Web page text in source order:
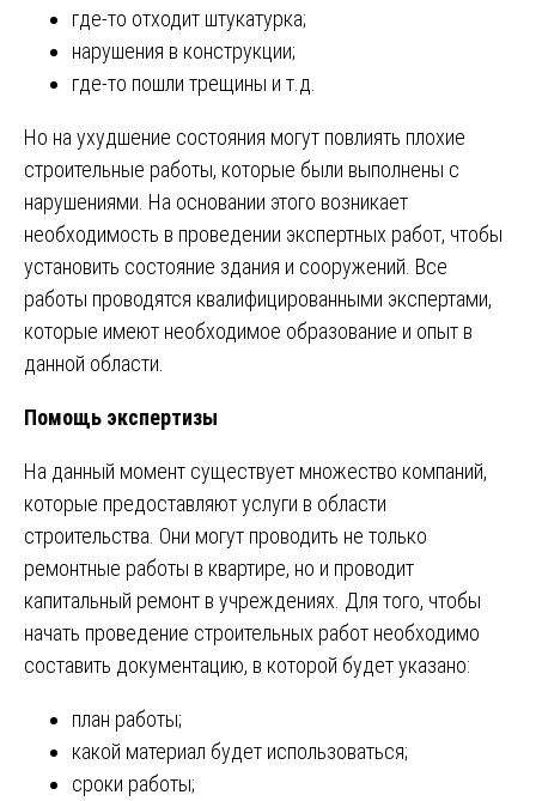
где-то отходит штукатурка;
нарушения в конструкции;
где-то пошли трещины и т.д.
Но на ухудшение состояния могут повлиять плохие
строительные работы, которые были выполнены с
нарушениями. На основании этого возникает
необходимость в проведении экспертных работ, чтобы
установить состояние здания и сооружений. Все
работы проводятся квалифицированными экспертами,
которые имеют необходимое образование и опыт в
данной области.
Помощь экспертизы
На данный момент существует множество компаний,
которые предоставляют услуги в области
строительства. Они могут проводить не только
ремонтные работы в квартире, но и проводит
капитальный ремонт в учреждениях. Для того, чтобы
начать проведение строительных работ необходимо
составить документацию, в которой будет указано:
план работы;
какой материал будет использоваться;
сроки работы;